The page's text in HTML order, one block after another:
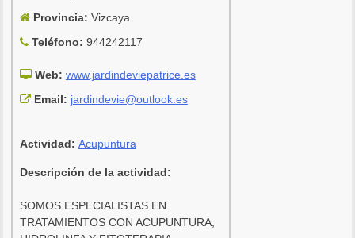
Provincia: Vizcaya
Teléfono: 944242117
Web: www.jardindeviepatrice.es
Email: jardindevie@outlook.es
Actividad: Acupuntura
Descripción de la actividad:
SOMOS ESPECIALISTAS EN
TRATAMIENTOS CON ACUPUNTURA,